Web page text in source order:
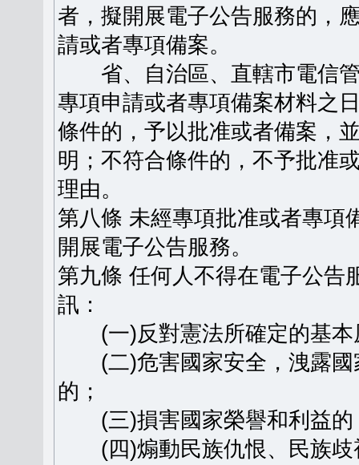
者，擬開展電子公告服務的，
請或者專項備案。
省、自治區、直轄市電信管
專項申請或者專項備案材料之
條件的，予以批准或者備案，
明；不符合條件的，不予批准
理由。
第八條 未經專項批准或者專項
開展電子公告服務。
第九條 任何人不得在電子公告
訊：
(一)反對憲法所確定的基本
(二)危害國家安全，洩露國
的；
(三)損害國家榮譽和利益的
(四)煽動民族仇恨、民族歧